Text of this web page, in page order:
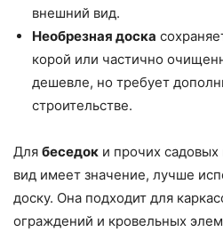
внешний вид.
Необрезная доска
корой или частично
дешевле, но требует
строительстве.
Для беседок и прочих
вид имеет значение, лучше
доску. Она подходит для
ограждений и кровельных